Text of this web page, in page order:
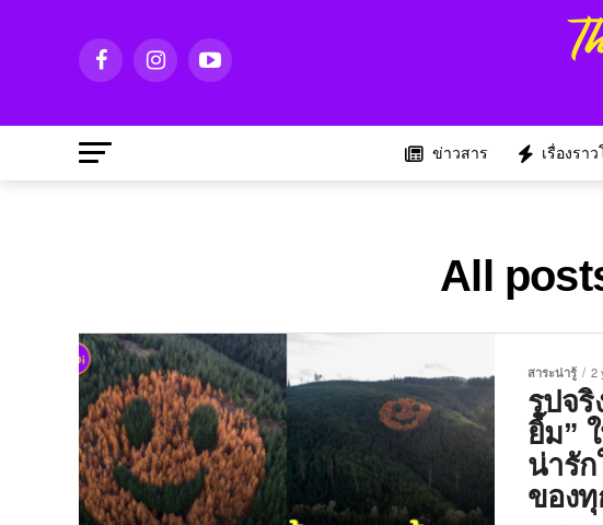
ข่าวสาร เรื่องรา
All
สาระน่ารู้ 2
รูปจ
ยิ้ม”
น่ารั
ของ